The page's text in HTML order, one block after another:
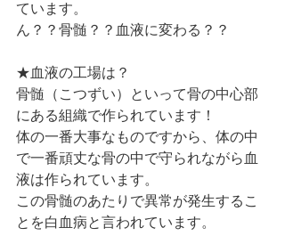
ています。
ん？？骨髄？？血液に変わる？？
★血液の工場は？
骨髄（こつずい）といって骨の中心部
にある組織で作られています！
体の一番大事なものですから、体の中
で一番頑丈な骨の中で守られながら血
液は作られています。
この骨髄のあたりで異常が発生するこ
とを白血病と言われています。